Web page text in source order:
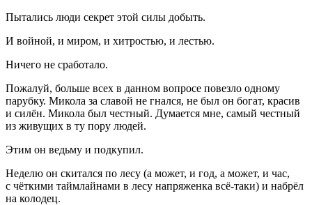
Пытались люди секрет этой силы добыть.
И войной, и миром, и хитростью, и лестью.
Ничего не сработало.
Пожалуй, больше всех в данном вопросе повезло одному
парубку. Микола за славой не гнался, не был он богат, красив
и силён. Микола был честный. Думается мне, самый честный
из живущих в ту пору людей.
Этим он ведьму и подкупил.
Неделю он скитался по лесу (а может, и год, а может, и час,
с чёткими таймлайнами в лесу напряженка всё-таки) и набрёл
на колодец.